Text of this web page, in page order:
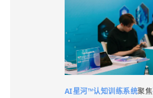
AI星河™认知训练系统聚焦